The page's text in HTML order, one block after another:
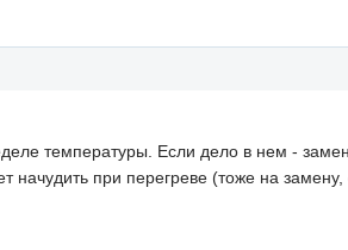
температуры. Если дело в нем -
при перегреве (тоже на